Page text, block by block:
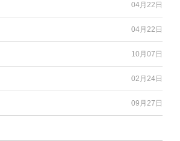
04月22日
04月22日
10月07日
02月24日
09月27日